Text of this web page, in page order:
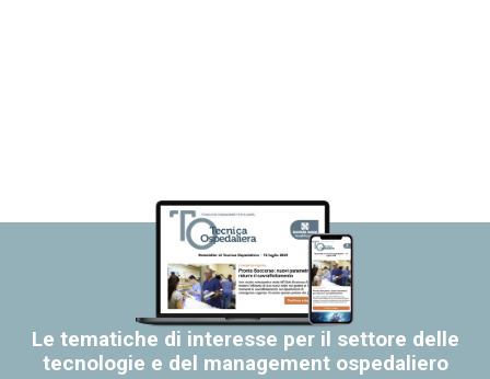
Le tematiche di interesse per il settore delle
tecnologie e del management ospedaliero